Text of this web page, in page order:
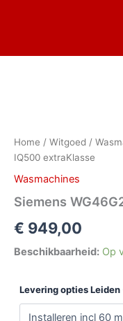
inhoud
Home / Witgoed /
IQ500 extraKlasse
Wasmachines
Siemens
€ 949,00
Beschikbaarheid: Op
Levering opties Leiden
extraKlasse
aantal